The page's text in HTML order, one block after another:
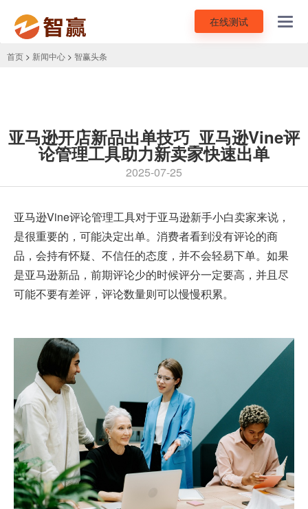
在线测试
首页 > 新闻中心 > 智赢头条
亚马逊开店新品出单技巧_亚马逊Vine评
论管理工具助力新卖家快速出单
2025-07-25
亚马逊Vine评论管理工具对于亚马逊新手小白卖家来说，
是很重要的，可能决定出单。消费者看到没有评论的商
品，会持有怀疑、不信任的态度，并不会轻易下单。如果
是亚马逊新品，前期评论少的时候评分一定要高，并且尽
可能不要有差评，评论数量则可以慢慢积累。